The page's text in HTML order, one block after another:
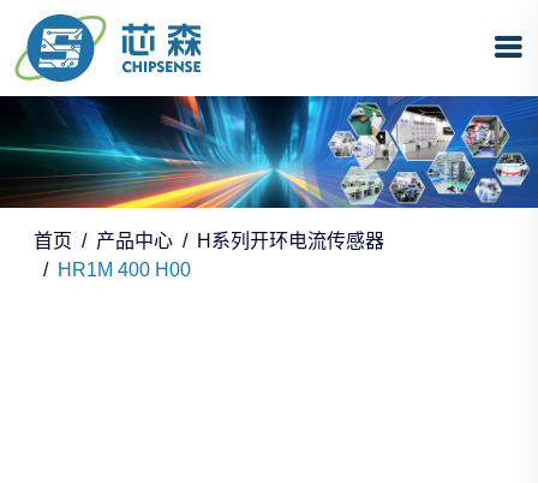
首页 产品中心
H系列开环电流传感器
HR1M 400 H00